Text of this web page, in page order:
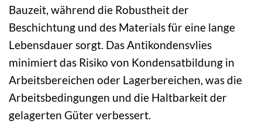
Bauzeit, während die Robustheit der
Beschichtung und des Materials für eine lange
Lebensdauer sorgt. Das Antikondensvlies
minimiert das Risiko von Kondensatbildung in
Arbeitsbereichen oder Lagerbereichen, was die
Arbeitsbedingungen und die Haltbarkeit der
gelagerten Güter verbessert.